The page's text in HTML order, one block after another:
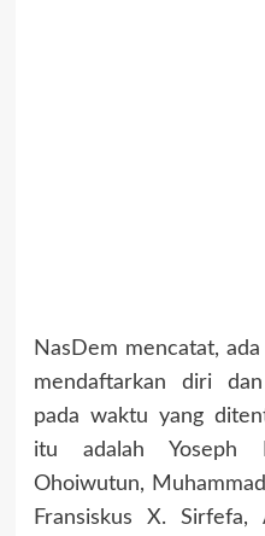
NasDem mencatat,
mendaftarkan diri
pada waktu yang
itu adalah Yoseph
Ohoiwutun,
Fransiskus X. Sirfefa,